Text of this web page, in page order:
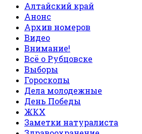
Алтайский край
Анонс
Архив номеров
Видео
Внимание!
Всё о Рубцовске
Выборы
Гороскопы
Дела молодежные
День Победы
ЖКХ
Заметки натуралиста